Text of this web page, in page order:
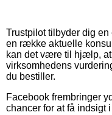
Trustpilot tilbyder dig
en række aktuelle
kan det være til hjælp,
virksomhedens
du bestiller.
Facebook frembringer
chancer for at få indsigt